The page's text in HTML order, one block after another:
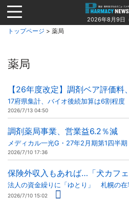
Jump
to
navigation
2026年8月9日（
トップページ > 薬局
薬局
【26年度改定】調剤ベア評価料
17府県集計、バイオ後続加算は6割程度
2026/7/13 04:50
調剤薬局事業、営業益6.2％減
メディカル一光G・27年2月期第1四半期
2026/7/10 17:36
保険外収入もあれば…「犬カフ
法人の資金繰りに「ゆとり」 札幌の在
2026/7/10 15:02